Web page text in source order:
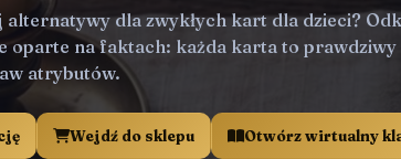
alternatywy dla zwykłych kart dla dzieci?
oparte na faktach: każda karta to
atrybutów.
Wejdź do sklepu Otwórz wirtualny